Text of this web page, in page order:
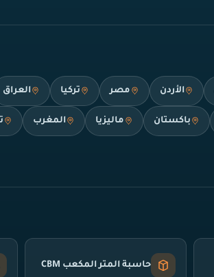
الأردن مصر تركيا العراق
باكستان ماليزيا المغرب
حاسبة المتر المكعب CBM